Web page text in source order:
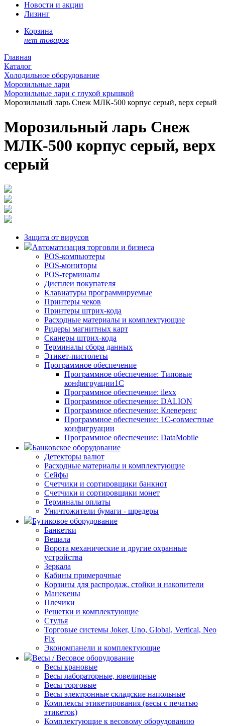
Новости и акции
Лизинг
Корзина
нет товаров
Главная
Каталог
Холодильное оборудование
Морозильные лари
Морозильные лари с глухой крышкой
Морозильный ларь Снеж МЛК-500 корпус серый, верх серый
Морозильный ларь Снеж
МЛК-500 корпус серый, верх
серый
Защита от вирусов
Автоматизация торговли и бизнеса
POS-компьютеры
POS-мониторы
POS-терминалы
Дисплеи покупателя
Клавиатуры программируемые
Принтеры чеков
Принтеры штрих-кода
Расходные материалы и комплектующие
Ридеры магнитных карт
Сканеры штрих-кода
Терминалы сбора данных
Этикет-пистолеты
Программное обеспечение
Программное обеспечение: Типовые
конфигруации1С
Программное обеспечение: ilexx
Программное обеспечение: DALION
Программное обеспечение: Клеверенс
Программное обеспечение: 1С-совместные
конфигруации
Программное обеспечение: DataMobile
Банковское оборудование
Детекторы валют
Расходные материалы и комплектующие
Сейфы
Счетчики и сортировщики банкнот
Счетчики и сортировщики монет
Терминалы оплаты
Уничтожители бумаги - шредеры
Бутиковое оборудование
Банкетки
Вешала
Ворота механические и другие охранные
устройства
Зеркала
Кабины примерочные
Корзины для распродаж, стойки и накопители
Манекены
Плечики
Решетки и комплектующие
Стулья
Торговые системы Joker, Uno, Global, Vertical, Neo
Fix
Экономпанели и комплектующие
Весы / Весовое оборудование
Весы крановые
Весы лабораторные, ювелирные
Весы торговые
Весы электронные складские напольные
Комплексы этикетирования (весы с печатью
этикеток)
Комплектующие к весовому оборудованию